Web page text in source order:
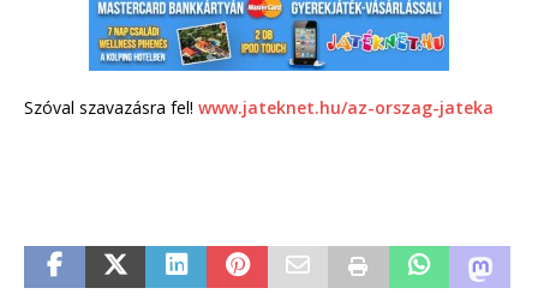
Szóval szavazásra fel! www.jateknet.hu/az-orszag-jateka